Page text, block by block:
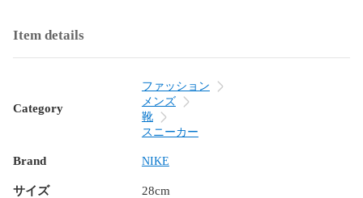
Item details
Category
ファッション
メンズ
靴
スニーカー
Brand NIKE
サイズ 28cm